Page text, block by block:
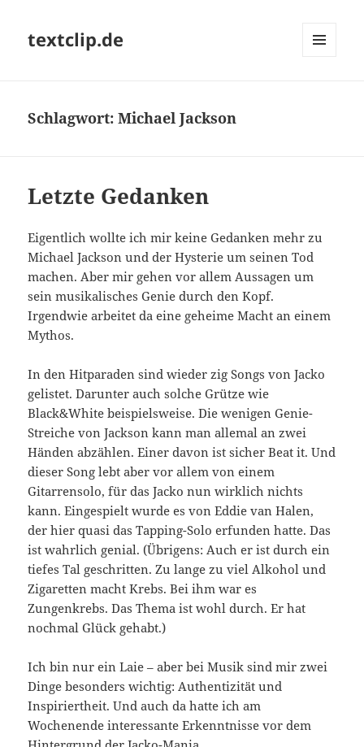
textclip.de
Schlagwort:Michael Jackson
Letzte Gedanken
Eigentlich wollte ich mir keine Gedanken mehr zu
Michael Jackson und der Hysterie um seinen Tod
machen. Aber mir gehen vor allem Aussagen um
sein musikalisches Genie durch den Kopf.
Irgendwie arbeitet da eine geheime Macht an einem
Mythos.
In den Hitparaden sind wieder zig Songs von Jacko
gelistet. Darunter auch solche Grütze wie
Black&White beispielsweise. Die wenigen Genie-
Streiche von Jackson kann man allemal an zwei
Händen abzählen. Einer davon ist sicher Beat it. Und
dieser Song lebt aber vor allem von einem
Gitarrensolo, für das Jacko nun wirklich nichts
kann. Eingespielt wurde es von Eddie van Halen,
der hier quasi das Tapping-Solo erfunden hatte. Das
ist wahrlich genial. (Übrigens: Auch er ist durch ein
tiefes Tal geschritten. Zu lange zu viel Alkohol und
Zigaretten macht Krebs. Bei ihm war es
Zungenkrebs. Das Thema ist wohl durch. Er hat
nochmal Glück gehabt.)
Ich bin nur ein Laie – aber bei Musik sind mir zwei
Dinge besonders wichtig: Authentizität und
Inspiriertheit. Und auch da hatte ich am
Wochenende interessante Erkenntnisse vor dem